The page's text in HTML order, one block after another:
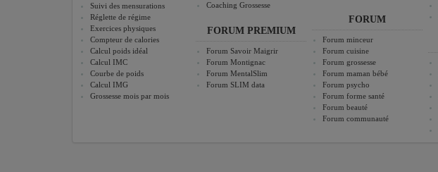
Suivi des mensurations
Réglette de régime
Exercices physiques
Compteur de calories
Calcul poids idéal
Calcul IMC
Courbe de poids
Calcul IMG
Grossesse mois par mois
Coaching Grossesse
FORUM PREMIUM
Forum Savoir Maigrir
Forum Montignac
Forum MentalSlim
Forum SLIM data
FORUM
Forum minceur
Forum cuisine
Forum grossesse
Forum maman bébé
Forum psycho
Forum forme santé
Forum beauté
Forum communauté